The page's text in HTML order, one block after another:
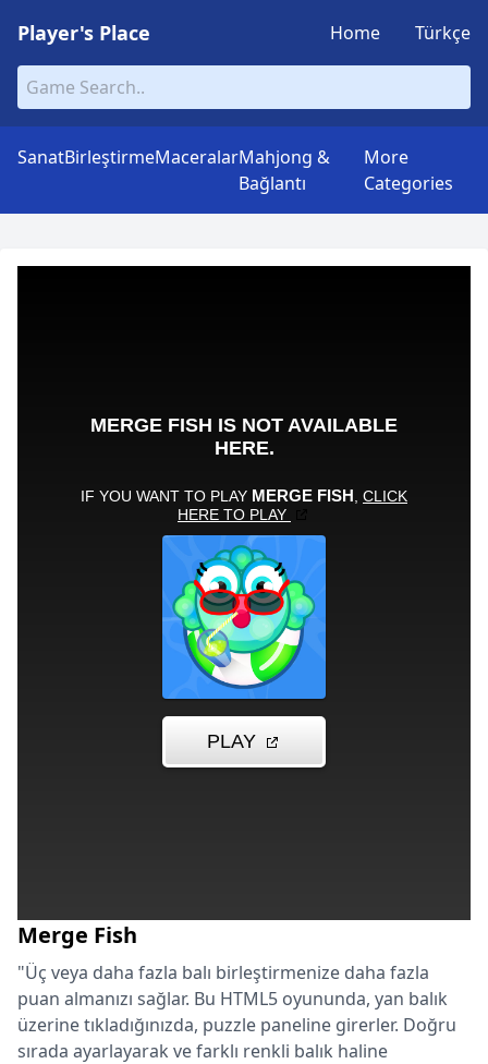
Player's Place Home Türkçe
SanatBirleştirmeMaceralarMahjong &
Bağlantı
More
Categories
Merge Fish
"Üç veya daha fazla balı birleştirmenize daha fazla
puan almanızı sağlar. Bu HTML5 oyununda, yan balık
üzerine tıkladığınızda, puzzle paneline girerler. Doğru
sırada ayarlayarak ve farklı renkli balık haline